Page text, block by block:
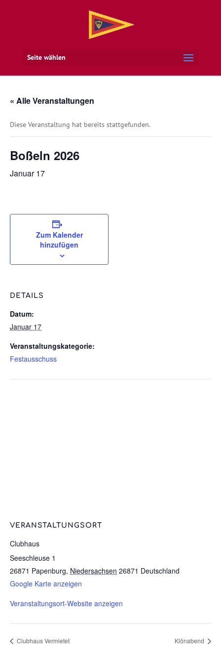
Seite wählen
« Alle Veranstaltungen
Diese Veranstaltung hat bereits stattgefunden.
Boßeln 2026
Januar 17
Zum Kalender
hinzufügen
DETAILS
Datum:
Januar 17
Veranstaltungskategorie:
Festausschuss
VERANSTALTUNGSORT
Clubhaus
Seeschleuse 1
26871 Papenburg, Niedersachsen 26871 Deutschland
Google Karte anzeigen
Veranstaltungsort-Website anzeigen
Clubhaus Vermietet Klönabend